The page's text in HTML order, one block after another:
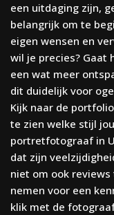
een uitdaging zijn,
belangrijk om te
eigen wensen en
wil je precies?
een wat meer
dit duidelijk voor
Kijk naar de
te zien welke stijl
portretfotograaf in
dat zijn
niet om ook
nemen voor een
klik met de